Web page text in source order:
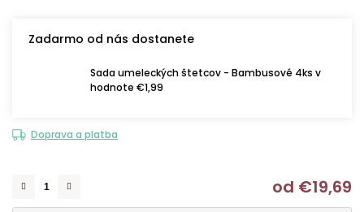
Zadarmo od nás dostanete
Sada umeleckých štetcov - Bambusové 4ks v
hodnote €1,99
Doprava a platba
od €19,69